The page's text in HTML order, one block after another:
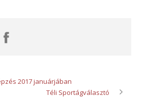
2017 januárjában
Téli Sportágválasztó